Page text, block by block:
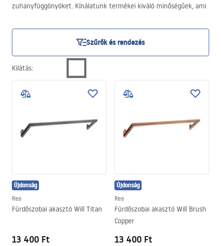
zuhanyfüggönyöket. Kínálatunk termékei kiváló minőségűek, ami
Szűrők és rendezés
Kilátás:
Újdonság
Rea
Fürdőszobai akasztó Will Titan
13 400 Ft
Újdonság
Rea
Fürdőszobai akasztó Will Brush
Copper
13 400 Ft